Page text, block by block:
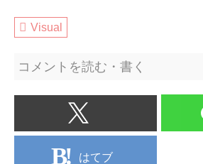
Visual
コメントを読む・書く
はてブ